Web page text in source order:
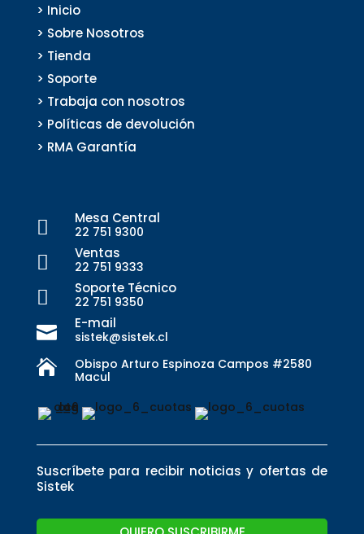
> Inicio
> Sobre Nosotros
> Tienda
> Soporte
> Trabaja con nosotros
> Políticas de devolución
> RMA Garantía
 Mesa Central
22 751 9300
 Ventas
22 751 9333
 Soporte Técnico
22 751 9350
 E-mail
sistek@sistek.cl

Obispo Arturo Espinoza Campos #2580
Macul
Suscríbete para recibir noticias y ofertas de
Sistek